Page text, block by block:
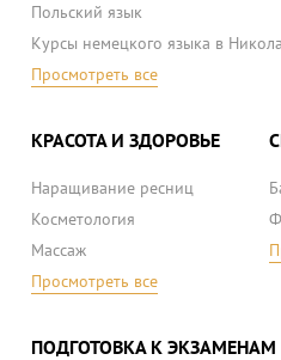
Польский язык
Курсы немецкого языка в
Просмотреть все
КРАСОТА И ЗДОРОВЬЕ
Наращивание ресниц
Косметология
Массаж
Просмотреть все
ПОДГОТОВКА К ЭКЗАМЕНАМ